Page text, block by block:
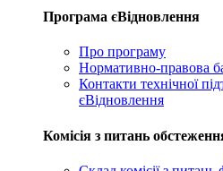
Програма єВідновлення
Про програму
Нормативно-правова
Контакти технічної
єВідновлення
Комісія з питань